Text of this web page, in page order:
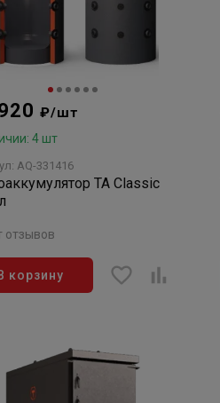
₽/шт
4 шт
AQ-331416
TA Classic
отзывов
корзину